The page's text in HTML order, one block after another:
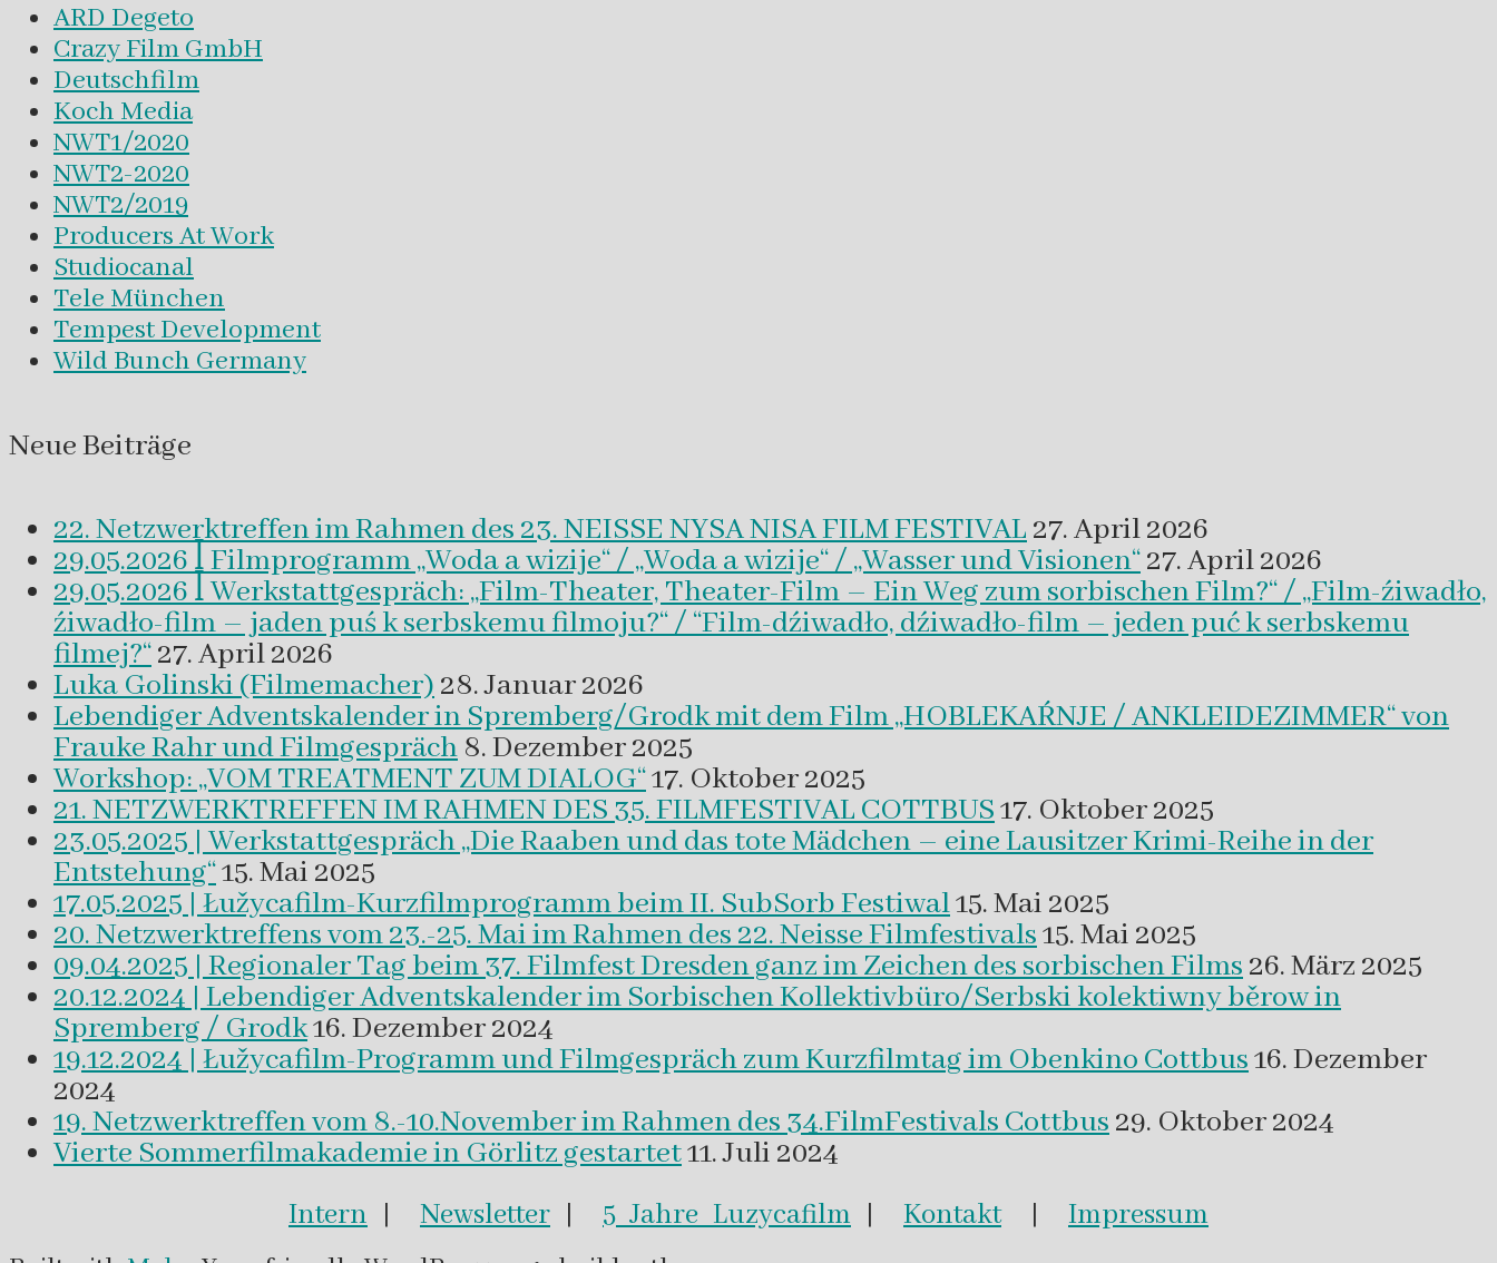
ARD Degeto
Crazy Film GmbH
Deutschfilm
Koch Media
NWT1/2020
NWT2-2020
NWT2/2019
Producers At Work
Studiocanal
Tele München
Tempest Development
Wild Bunch Germany
Neue Beiträge
22. Netzwerktreffen im Rahmen des 23. NEISSE NYSA NISA FILM FESTIVAL27. April 2026
29.05.2026 ꟾ Filmprogramm „Woda a wizije“ / „Woda a wizije“ / „Wasser und Visionen“27. April 2026
29.05.2026 ꟾ Werkstattgespräch: „Film-Theater, Theater-Film – Ein Weg zum sorbischen Film?“ / „Film-źiwadło,
źiwadło-film – jaden puś k serbskemu filmoju?“ / “Film-dźiwadło, dźiwadło-film – jeden puć k serbskemu
filmej?“27. April 2026
Luka Golinski (Filmemacher)28. Januar 2026
Lebendiger Adventskalender in Spremberg/Grodk mit dem Film „HOBLEKAŔNJE / ANKLEIDEZIMMER“ von
Frauke Rahr und Filmgespräch 8. Dezember 2025
Workshop: „VOM TREATMENT ZUM DIALOG“17. Oktober 2025
21. NETZWERKTREFFEN IM RAHMEN DES 35. FILMFESTIVAL COTTBUS17. Oktober 2025
23.05.2025 | Werkstattgespräch „Die Raaben und das tote Mädchen – eine Lausitzer Krimi-Reihe in der
Entstehung“15. Mai 2025
17.05.2025 | Łužycafilm-Kurzfilmprogramm beim II. SubSorb Festiwal15. Mai 2025
20. Netzwerktreffens vom 23.-25. Mai im Rahmen des 22. Neisse Filmfestivals15. Mai 2025
09.04.2025 | Regionaler Tag beim 37. Filmfest Dresden ganz im Zeichen des sorbischen Films26. März 2025
20.12.2024 | Lebendiger Adventskalender im Sorbischen Kollektivbüro/Serbski kolektiwny běrow in
Spremberg / Grodk16. Dezember 2024
19.12.2024 | Łužycafilm-Programm und Filmgespräch zum Kurzfilmtag im Obenkino Cottbus16. Dezember
2024
19. Netzwerktreffen vom 8.-10.November im Rahmen des 34.FilmFestivals Cottbus29. Oktober 2024
Vierte Sommerfilmakademie in Görlitz gestartet11. Juli 2024
Intern | Newsletter | 5 Jahre Luzycafilm | Kontakt| Impressum